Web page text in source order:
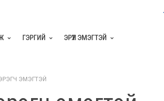
ГЭРГИЙ ЭРҮҮЛ ЭМЭГТЭЙ
ЭМЭГТЭЙ